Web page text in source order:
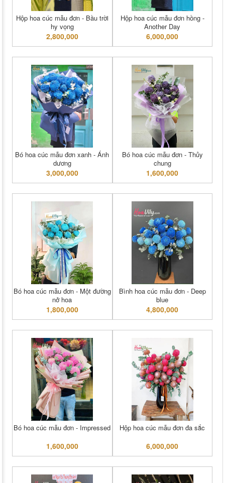
Hộp hoa cúc mẫu đơn - Bầu trời
hy vọng
2,800,000
Hộp hoa cúc mẫu đơn hồng -
Another Day
6,000,000
Bó hoa cúc mẫu đơn xanh - Ánh
dương
3,000,000
Bó hoa cúc mẫu đơn - Thủy
chung
1,600,000
Bó hoa cúc mẫu đơn - Một đường
nở hoa
1,800,000
Bình hoa cúc mẫu đơn - Deep
blue
4,800,000
Bó hoa cúc mẫu đơn - Impressed
1,600,000
Hộp hoa cúc mẫu đơn đa sắc
6,000,000